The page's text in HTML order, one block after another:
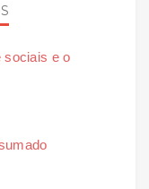
sociais e o